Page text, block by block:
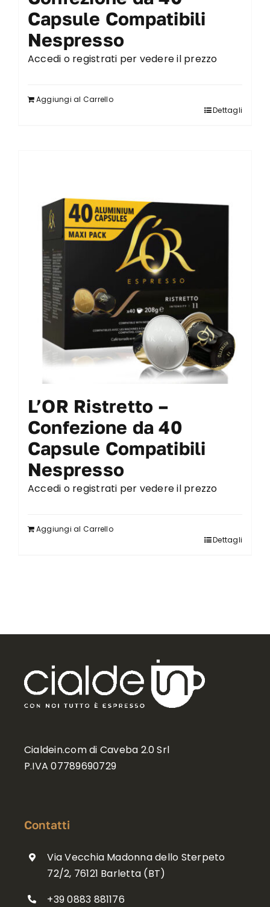
Capsule Compatibili
Nespresso
Accedi o registrati per vedere il prezzo
Aggiungi al Carrello
Dettagli
L’OR Ristretto –
Confezione da 40
Capsule Compatibili
Nespresso
Accedi o registrati per vedere il prezzo
Aggiungi al Carrello
Dettagli
Cialdein.com di Caveba 2.0 Srl
P.IVA 07789690729
Contatti
Via Vecchia Madonna dello Sterpeto
72/2, 76121 Barletta (BT)
+39 0883 881176